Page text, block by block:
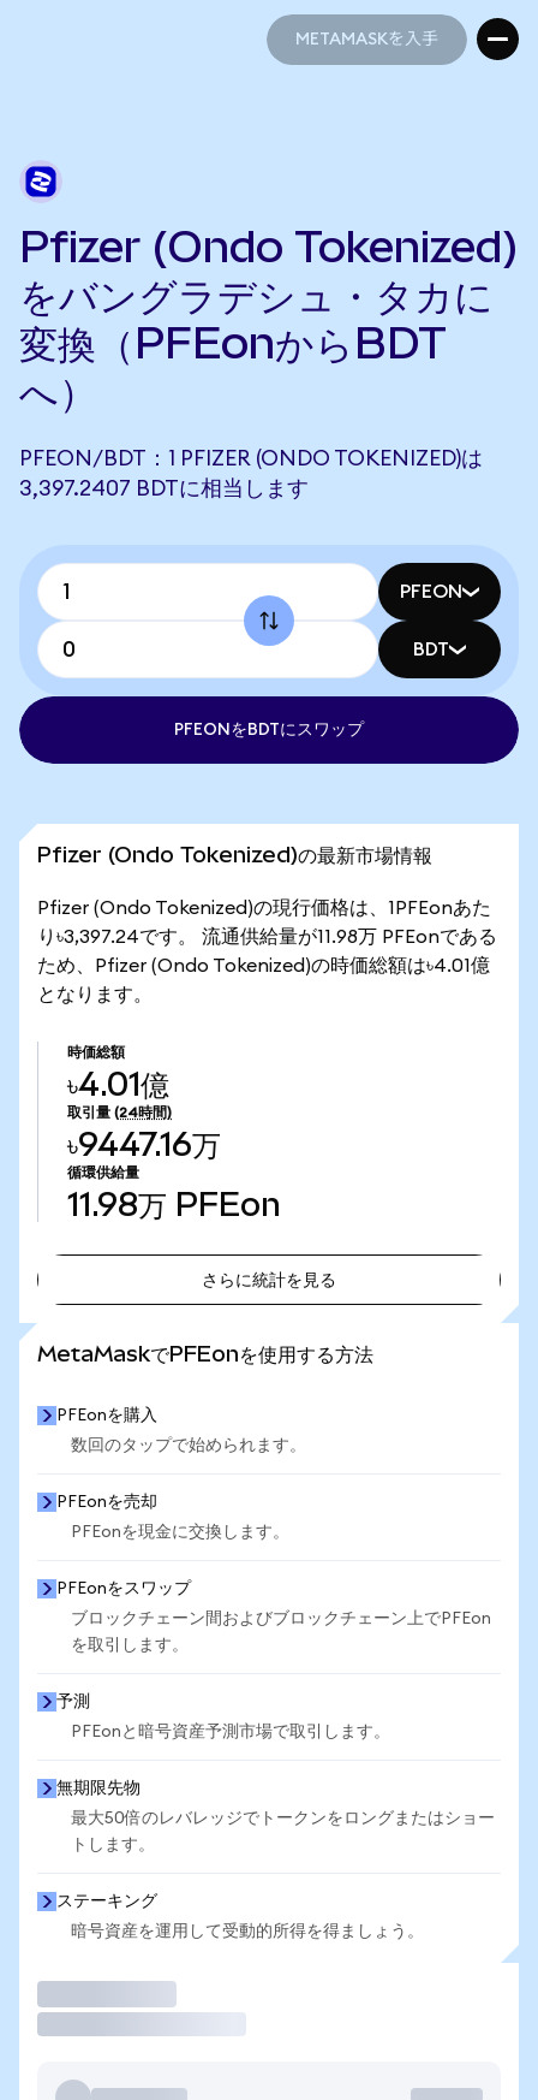
METAMASKを入手
Pfizer (Ondo Tokenized)
をバングラデシュ・タカに
変換（PFEonからBDT
へ）
PFEON/BDT：1 PFIZER (ONDO TOKENIZED)は
3,397.2407 BDTに相当します
PFEON
BDT
PFEONをBDTにスワップ
Pfizer (Ondo Tokenized)の最新市場情報
Pfizer (Ondo Tokenized)の現行価格は、1PFEonあた
り৳3,397.24です。 流通供給量が11.98万 PFEonである
ため、Pfizer (Ondo Tokenized)の時価総額は৳4.01億
となります。
時価総額
৳4.01億
取引量 (24時間)
৳9447.16万
循環供給量
11.98万 PFEon
さらに統計を見る
MetaMaskでPFEonを使用する方法
PFEonを購入
数回のタップで始められます。
PFEonを売却
PFEonを現金に交換します。
PFEonをスワップ
ブロックチェーン間およびブロックチェーン上でPFEon
を取引します。
予測
PFEonと暗号資産予測市場で取引します。
無期限先物
最大50倍のレバレッジでトークンをロングまたはショー
トします。
ステーキング
暗号資産を運用して受動的所得を得ましょう。